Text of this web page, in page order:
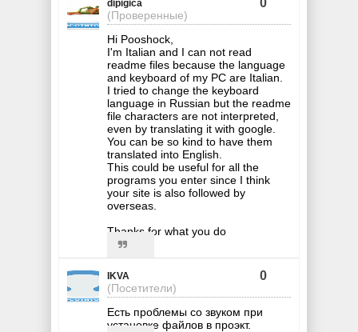
dipigica
(Проверенные)
Hi Pooshock,
I'm Italian and I can not read
readme files because the language
and keyboard of my PC are Italian.
I tried to change the keyboard
language in Russian but the readme
file characters are not interpreted,
even by translating it with google.
You can be so kind to have them
translated into English.
This could be useful for all the
programs you enter since I think
your site is also followed by
overseas.
Thanks for what you do
IKVA
(Посетители)
0
Есть проблемы со звуком при
установке файлов в проэкт.